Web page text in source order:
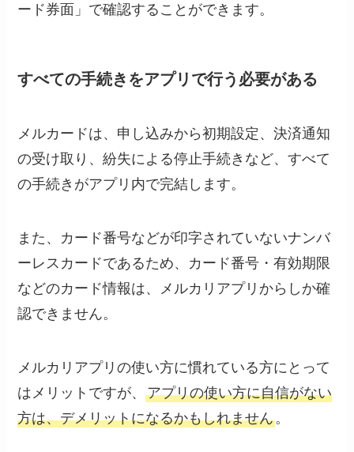
ード券面」で確認することができます。
すべての手続きをアプリで行う必要がある
メルカードは、申し込みから初期設定、決済通知
の受け取り、紛失による停止手続きなど、すべて
の手続きがアプリ内で完結します。
また、カード番号などが印字されていないナンバ
ーレスカードであるため、カード番号・有効期限
などのカード情報は、メルカリアプリからしか確
認できません。
メルカリアプリの使い方に慣れている方にとって
はメリットですが、アプリの使い方に自信がない
方は、デメリットになるかもしれません。